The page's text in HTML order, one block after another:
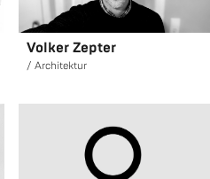
Vol­ker Zep­ter
Ar­chi­tek­tur